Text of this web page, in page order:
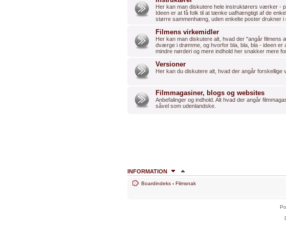
Her kan man diskutere hele instruktørers værker -
Ideen er at få folk til at tænke uafhængtigt af de
større sammenhæng, uden enkelte poster drukner i
Filmens virkemidler
Her kan man diskutere alt, hvad der "angår filmens
dværge i drømme, og hvorfor bla, bla, bla - ideen er
mindre nørderi og mere indhold her snakker mere
Versioner
Her kan du diskutere alt, hvad der angår forskellige
Filmmagasiner, blogs og websites
Anbefalinger og indhold. Alt hvad der angår
såvel som udenlandske.
INFORMATION
Boardindeks ‹ Filmsnak